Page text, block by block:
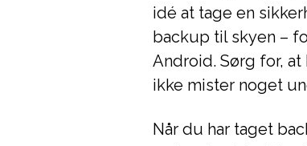
idé at tage en
backup til skyen –
Android. Sørg for,
ikke mister noget
Når du har taget